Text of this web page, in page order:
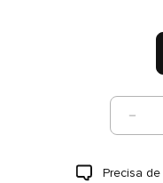
Precisa de